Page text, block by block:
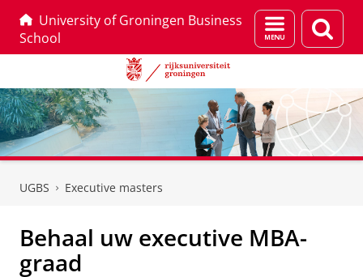
University of Groningen Business
School
Menu
en
UGBS Executive masters
Behaal uw executive MBA-
graad